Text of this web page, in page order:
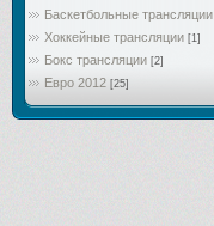
Баскетбольные трансляции
Хоккейные трансляции [1]
Бокс трансляции [2]
Евро 2012 [25]